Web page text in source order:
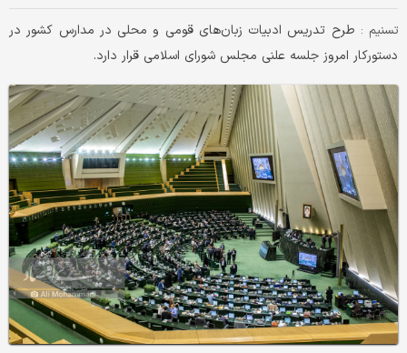
تسنیم : طرح تدریس ادبیات زبان‌های قومی و محلی در مدارس کشور در
دستورکار امروز جلسه علنی مجلس شورای اسلامی قرار دارد.